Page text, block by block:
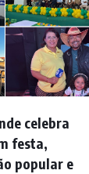
celebra
festa,
popular e